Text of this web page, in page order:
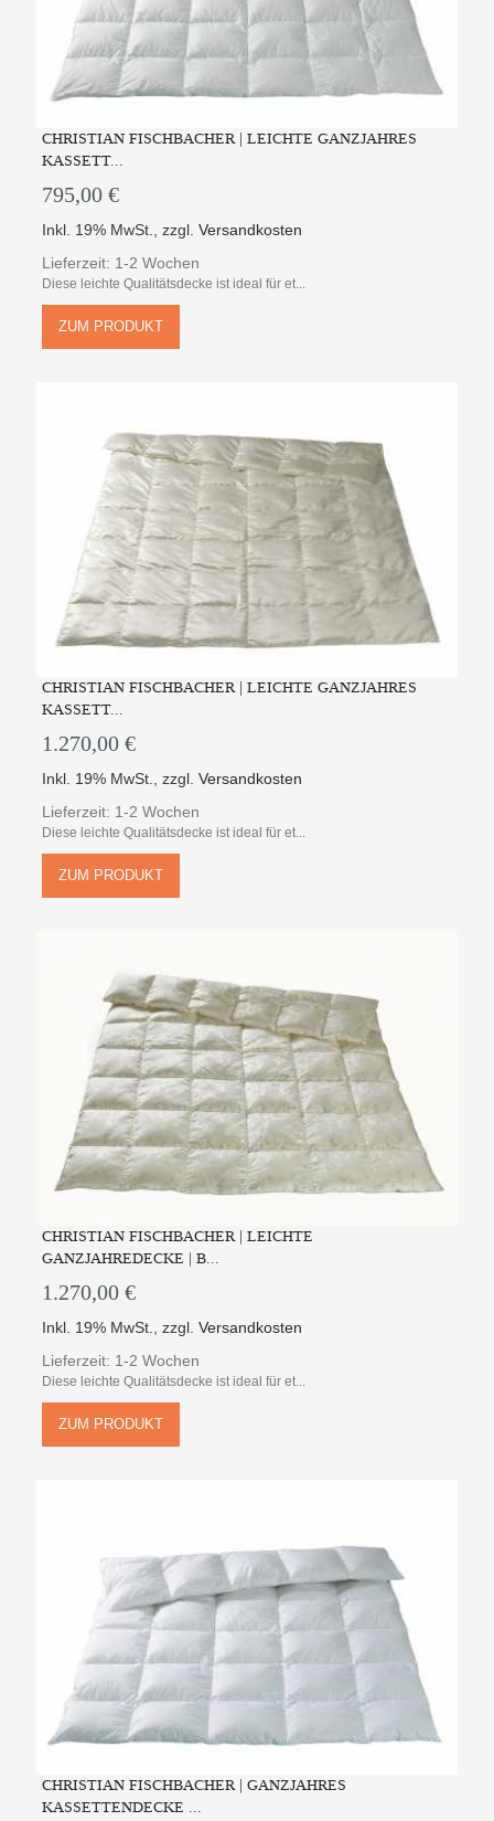
CHRISTIAN FISCHBACHER | LEICHTE GANZJAHRES
KASSETT...
795,00 €
Inkl. 19% MwSt.,zzgl.Versandkosten
Lieferzeit: 1-2 Wochen
Diese leichte Qualitätsdecke ist ideal für et...
ZUM PRODUKT
CHRISTIAN FISCHBACHER | LEICHTE GANZJAHRES
KASSETT...
1.270,00 €
Inkl. 19% MwSt. ,zzgl.Versandkosten
Lieferzeit: 1-2 Wochen
Diese leichte Qualitätsdecke ist ideal für et...
ZUM PRODUKT
CHRISTIAN FISCHBACHER | LEICHTE
GANZJAHREDECKE | B...
1.270,00 €
Inkl. 19% MwSt. ,zzgl.Versandkosten
Lieferzeit: 1-2 Wochen
Diese leichte Qualitätsdecke ist ideal für et...
ZUM PRODUKT
CHRISTIAN FISCHBACHER | GANZJAHRES
KASSETTENDECKE ...